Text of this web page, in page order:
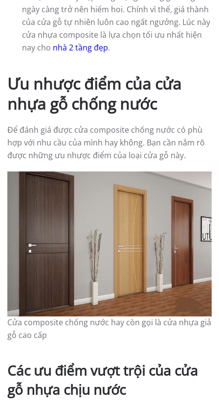
ngày càng trở nên hiếm hoi. Chính vì thế, giá thành
của cửa gỗ tự nhiên luôn cao ngất ngưởng. Lúc này
cửa nhựa composite là lựa chọn tối ưu nhất hiện
nay cho nhà 2 tầng đẹp.
Ưu nhược điểm của cửa
nhựa gỗ chống nước
Để đánh giá được cửa composite chống nước có phù
hợp với nhu cầu của mình hay không. Bạn cần nắm rõ
được những ưu nhược điểm của loại cửa gỗ này.
Cửa composite chống nước hay còn gọi là cửa nhựa giả
gỗ cao cấp
Các ưu điểm vượt trội của cửa
gỗ nhựa chịu nước